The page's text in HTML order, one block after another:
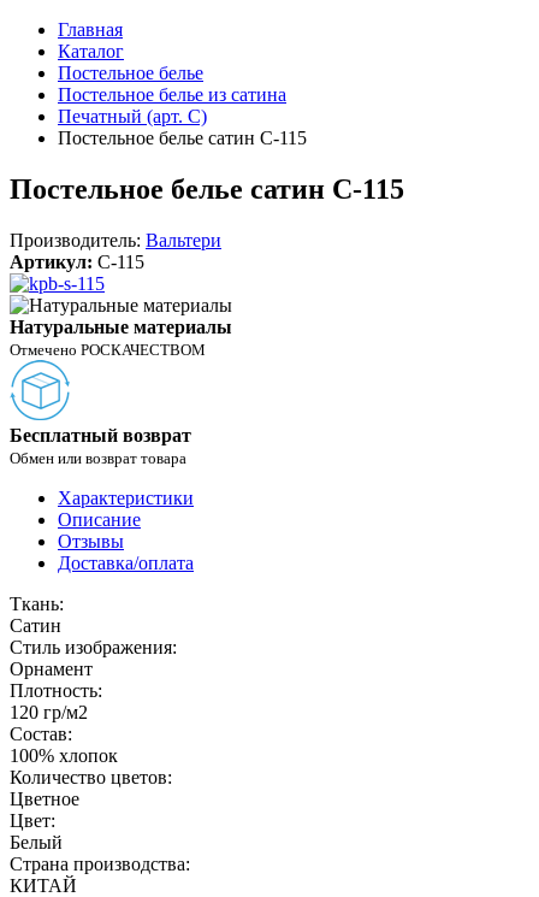
Главная
Каталог
Постельное белье
Постельное белье из сатина
Печатный (арт. С)
Постельное белье сатин С-115
Постельное белье сатин С-115
Производитель: Вальтери
Артикул: C-115
Натуральные материалы
Отмечено РОСКАЧЕСТВОМ
Бесплатный возврат
Обмен или возврат товара
Характеристики
Описание
Отзывы
Доставка/оплата
Ткань:
Сатин
Стиль изображения:
Орнамент
Плотность:
120 гр/м2
Состав:
100% хлопок
Количество цветов:
Цветное
Цвет:
Белый
Страна производства:
КИТАЙ